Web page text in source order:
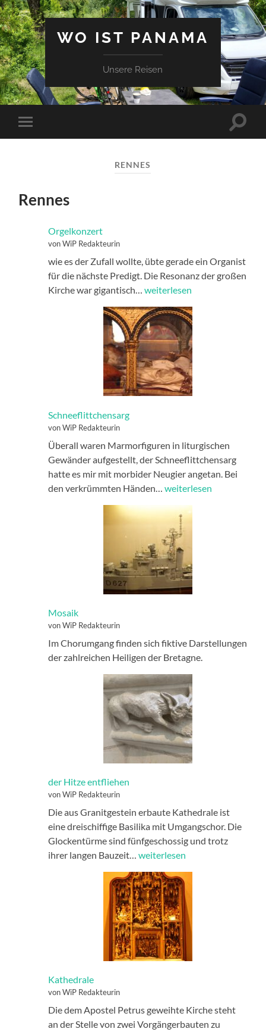
WO IST PANAMA
Unsere Reisen
Mobile-
Menü
RENNES
Rennes
Orgelkonzert
von WiP Redakteurin
wie es der Zufall wollte, übte gerade ein Organist
für die nächste Predigt. Die Resonanz der großen
Kirche war gigantisch…Orgelkonzert
weiterlesen
Schneeflittchensarg
von WiP Redakteurin
Überall waren Marmorfiguren in liturgischen
Gewänder aufgestellt, der Schneeflittchensarg
hatte es mir mit morbider Neugier angetan. Bei
den verkrümmten Händen…Schneeflittchensarg
weiterlesen
Mosaik
von WiP Redakteurin
Im Chorumgang finden sich fiktive Darstellungen
der zahlreichen Heiligen der Bretagne.
der Hitze entfliehen
von WiP Redakteurin
Die aus Granitgestein erbaute Kathedrale ist
eine dreischiffige Basilika mit Umgangschor. Die
Glockentürme sind fünfgeschossig und trotz
ihrer langen Bauzeit…der
entfliehen
weiterlesen
Kathedrale
von WiP Redakteurin
Die dem Apostel Petrus geweihte Kirche steht
an der Stelle von zwei Vorgängerbauten zu